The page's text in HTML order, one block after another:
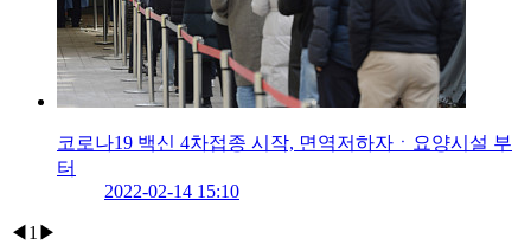
코로나19 백신 4차접종 시작, 면역저하자ㆍ요양시설 부
터
2022-02-14 15:10
◀ 1 ▶